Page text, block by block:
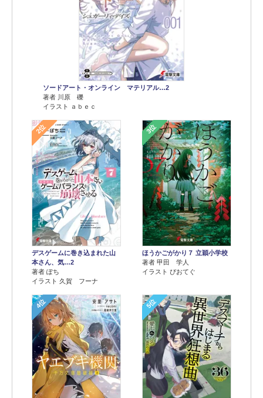
ソードアート・オンライン マテリアル…2
著者 川原 礫
イラスト ａｂｅｃ
2位
デスゲームに巻き込まれた山
本さん、気…2
著者 ぽち
イラスト 久賀 フーナ
3位
ほうかごがかり７ 立穎小学校
著者 甲田 学人
イラスト ぴおてぐ
4位 5位